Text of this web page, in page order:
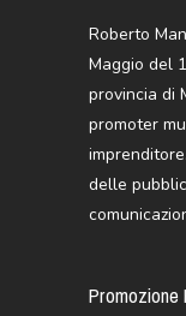
Roberto
Maggio del
provincia di
promoter
delle